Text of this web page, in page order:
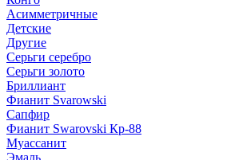
Асимметричные
Детские
Другие
Серьги серебро
Серьги золото
Бриллиант
Фианит Svarowski
Сапфир
Фианит Swarovski Кр-88
Муассанит
Эмаль